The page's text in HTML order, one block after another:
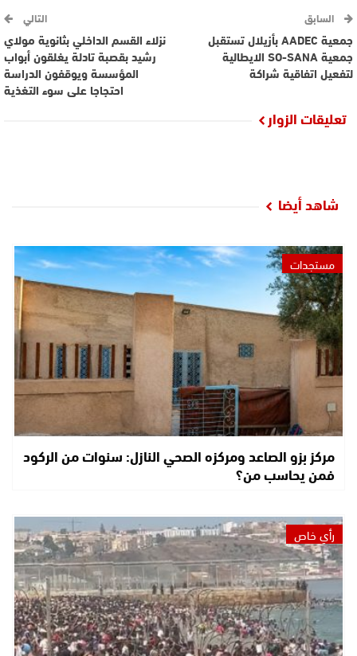
السابق
جمعية AADEC بأزيلال تستقبل
جمعية SO-SANA الايطالية
لتفعيل اتفاقية شراكة
التالي
نزلاء القسم الداخلي بثانوية مولاي
رشيد بقصبة تادلة يغلقون أبواب
المؤسسة ويوقفون الدراسة
احتجاجا على سوء التغذية
تعليقات الزوار
شاهد أيضا
مستجدات
مركز بزو الصاعد ومركزه الصحي النازل: سنوات من الركود
فمن يحاسب من؟
رأي خاص